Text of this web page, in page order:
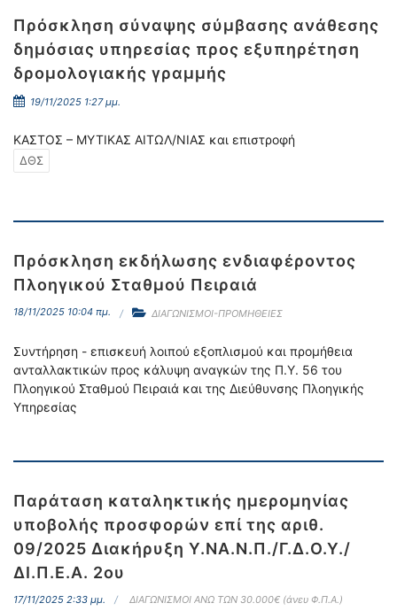
Πρόσκληση σύναψης σύμβασης ανάθεσης
δημόσιας υπηρεσίας προς εξυπηρέτηση
δρομολογιακής γραμμής
19/11/2025 1:27 μμ.
ΚΑΣΤΟΣ – ΜΥΤΙΚΑΣ ΑΙΤΩΛ/ΝΙΑΣ και επιστροφή
ΔΘΣ
Πρόσκληση εκδήλωσης ενδιαφέροντος
Πλοηγικού Σταθμού Πειραιά
18/11/2025 10:04 πμ. ΔΙΑΓΩΝΙΣΜΟΙ-ΠΡΟΜΗΘΕΙΕΣ
Συντήρηση - επισκευή λοιπού εξοπλισμού και προμήθεια
ανταλλακτικών προς κάλυψη αναγκών της Π.Υ. 56 του
Πλοηγικού Σταθμού Πειραιά και της Διεύθυνσης Πλοηγικής
Υπηρεσίας
Παράταση καταληκτικής ημερομηνίας
υποβολής προσφορών επί της αριθ.
09/2025 Διακήρυξη Υ.ΝΑ.Ν.Π./Γ.Δ.Ο.Υ./
ΔΙ.Π.Ε.Α. 2ου
17/11/2025 2:33 μμ.
ΔΙΑΓΩΝΙΣΜΟΙ ΑΝΩ ΤΩΝ 30.000€ (άνευ Φ.Π.Α.)